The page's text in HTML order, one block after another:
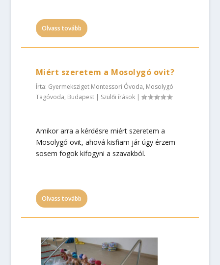
Olvass tovább
Miért szeretem a Mosolygó ovit?
Írta: Gyermeksziget Montessori Óvoda, Mosolygó
Tagóvoda, Budapest| Szülői írások|
Amikor arra a kérdésre miért szeretem a
Mosolygó ovit, ahová kisfiam jár úgy érzem
sosem fogok kifogyni a szavakból.
Olvass tovább